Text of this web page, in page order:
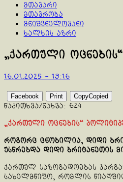
მთავარი
მთავრობა
მნიშვნელოვანი
ხალხის აზრი
„ქართული
16.01.2025 - 19:16
Facebook Print CopyCopied
წაკითხვა/ნახვა: 624
„ქართული ოცნების“
როგორც ცნობილია, დიდი
უსწრებდა დიდი ბრიტანეთის
ქართულ საზოგადოებას
სახელმწიფო, რომლის